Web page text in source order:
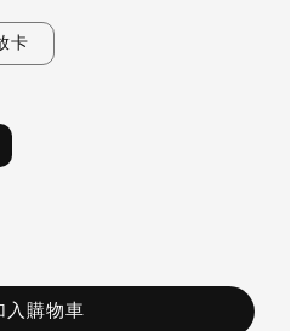
卡
入購物車